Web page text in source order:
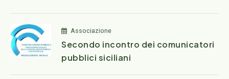
Associazione
Secondo incontro dei comunicatori
pubblici siciliani